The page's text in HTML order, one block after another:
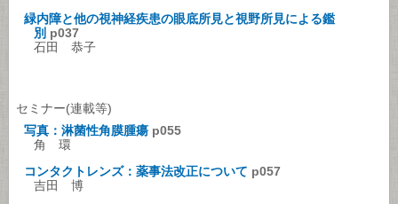
緑内障と他の視神経疾患の眼底所見と視野所見による鑑
別 p037
石田 恭子
セミナー(連載等)
写真：淋菌性角膜腫瘍 p055
角 環
コンタクトレンズ：薬事法改正について p057
吉田 博